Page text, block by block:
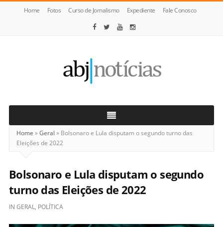
Home Fotos Curso de Jornalismo Expediente Fale Conosco
Notícias
Home »Geral » Bolsonaro e Lula disputam o segundo turno das
Eleições de 2022
Bolsonaro e Lula disputam o segundo
turno das Eleições de 2022
IN GERAL, POLÍTICA